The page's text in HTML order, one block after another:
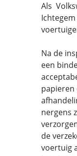
Als
Na de
een
nergens
de
voertuig